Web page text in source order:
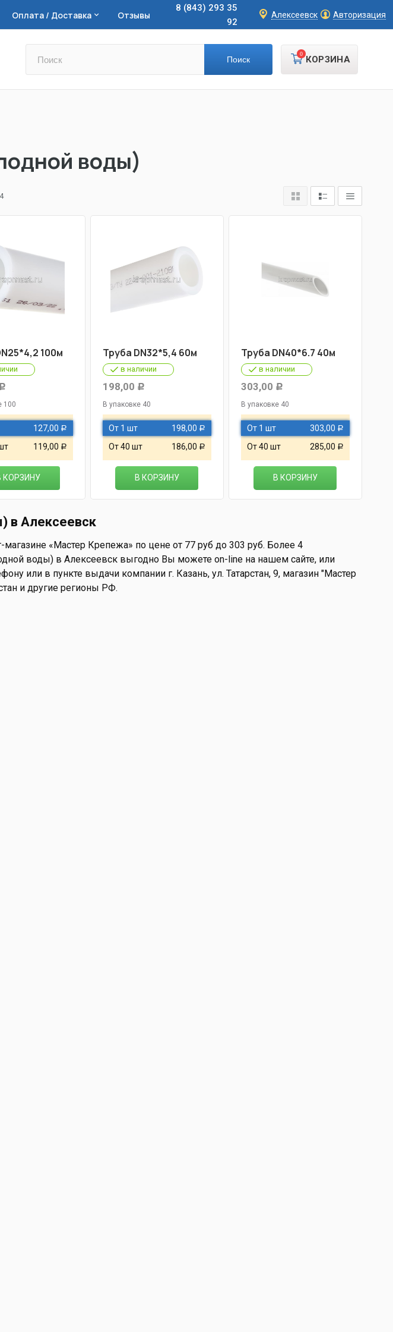
Оплата / Доставка Отзывы
8 (843) 293 35
92
Алексеевск Авторизация
КОРЗИНА
0
воды)
4
100м
100
127,00 Р
119,00 Р
КОРЗИНУ
Труба DN32*5,4 60м
в наличии
198,00 Р
В упаковке 40
От 1 шт 198,00 Р
От 40 шт 186,00 Р
В КОРЗИНУ
Труба DN40*6.7 40м
в наличии
303,00 Р
В упаковке 40
От 1 шт 303,00 Р
От 40 шт 285,00 Р
В КОРЗИНУ
в Алексеевск
«Мастер Крепежа» по цене от 77 руб до 303 руб. Более 4
воды) в Алексеевск выгодно Вы можете on-line на нашем сайте, или
или в пункте выдачи компании г. Казань, ул. Татарстан, 9, магазин "Мастер
и другие регионы РФ.